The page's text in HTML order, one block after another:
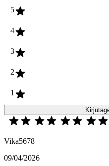
5
4
3
2
1
Vika5678
09/04/2026